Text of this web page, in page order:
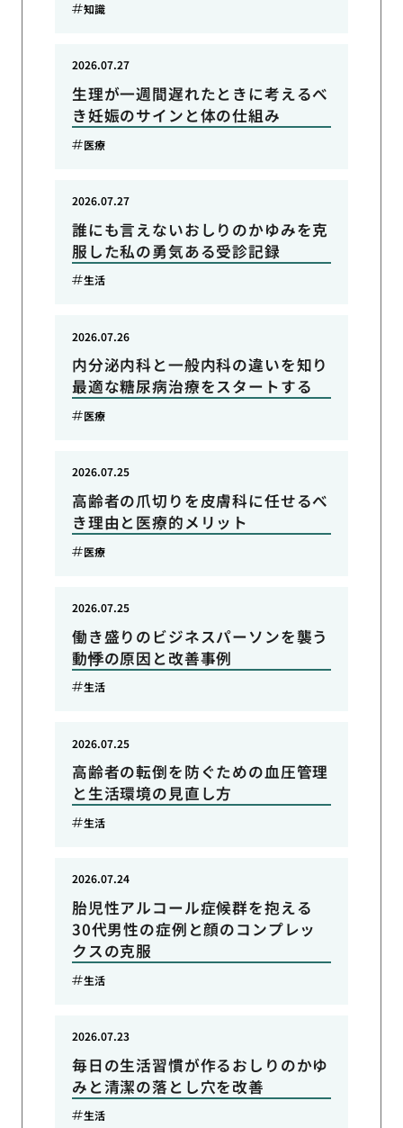
知識
生理が一週間遅れたときに考えるべ
き妊娠のサインと体の仕組み
2026.07.27
医療
誰にも言えないおしりのかゆみを克
服した私の勇気ある受診記録
2026.07.27
生活
内分泌内科と一般内科の違いを知り
最適な糖尿病治療をスタートする
2026.07.26
医療
高齢者の爪切りを皮膚科に任せるべ
き理由と医療的メリット
2026.07.25
医療
働き盛りのビジネスパーソンを襲う
動悸の原因と改善事例
2026.07.25
生活
高齢者の転倒を防ぐための血圧管理
と生活環境の見直し方
2026.07.25
生活
胎児性アルコール症候群を抱える
30代男性の症例と顔のコンプレッ
クスの克服
2026.07.24
生活
毎日の生活習慣が作るおしりのかゆ
みと清潔の落とし穴を改善
2026.07.23
生活